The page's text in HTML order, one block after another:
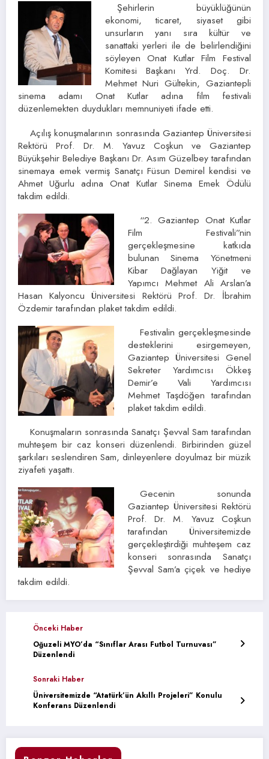
Şehirlerin büyüklüğünün
ekonomi, ticaret, siyaset gibi
unsurların yanı sıra kültür ve
sanattaki yerleri ile de belirlendiğini
söyleyen Onat Kutlar Film Festival
Komitesi Başkanı Yrd. Doç. Dr.
Mehmet Nuri Gültekin, Gaziantepli
sinema adamı Onat Kutlar adına film festivali
düzenlemekten duydukları memnuniyeti ifade etti.
Açılış konuşmalarının sonrasında Gaziantep Üniversitesi
Rektörü Prof. Dr. M. Yavuz Coşkun ve Gaziantep
Büyükşehir Belediye Başkanı Dr. Asım Güzelbey tarafından
sinemaya emek vermiş Sanatçı Füsun Demirel kendisi ve
Ahmet Uğurlu adına Onat Kutlar Sinema Emek Ödülü
takdim edildi.
“2. Gaziantep Onat Kutlar
Film Festivali”nin
gerçekleşmesine katkıda
bulunan Sinema Yönetmeni
Kibar Dağlayan Yiğit ve
Yapımcı Mehmet Ali Arslan’a
Hasan Kalyoncu Üniversitesi Rektörü Prof. Dr. İbrahim
Özdemir tarafından plaket takdim edildi.
Festivalin gerçekleşmesinde
desteklerini esirgemeyen,
Gaziantep Üniversitesi Genel
Sekreter Yardımcısı Ökkeş
Demir’e Vali Yardımcısı
Mehmet Taşdöğen tarafından
plaket takdim edildi.
Konuşmaların sonrasında Sanatçı Şevval Sam tarafından
muhteşem bir caz konseri düzenlendi. Birbirinden güzel
şarkıları seslendiren Sam, dinleyenlere doyulmaz bir müzik
ziyafeti yaşattı.
Gecenin sonunda
Gaziantep Üniversitesi Rektörü
Prof. Dr. M. Yavuz Coşkun
tarafından Üniversitemizde
gerçekleştirdiği muhteşem caz
konseri sonrasında Sanatçı
Şevval Sam’a çiçek ve hediye
takdim edildi.
Önceki Haber
Oğuzeli MYO’da “Sınıflar Arası Futbol Turnuvası”
Düzenlendi
Sonraki Haber
Üniversitemizde “Atatürk’ün Akıllı Projeleri” Konulu
Konferans Düzenlendi